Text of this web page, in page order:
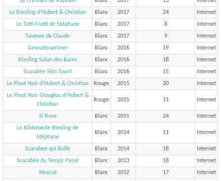
Le Riesling d’Hubert & Christian
Blanc 2017 24
Internet
Le Tutti Frutti de Stéphane
Blanc 2017 8
Internet
Saveurs de Claude
Blanc 2017 9
Internet
Gewurtzraminer
Blanc 2016 19
Internet
Riesling Salon des Bains
Blanc 2016 18
Internet
Scarabée Skin Touch
Blanc 2016 15
Internet
Le Pinot Noir d’Hubert & Christian
Rouge 2015 20
Internet
Le Pinot Noir Glouglou d’Hubert &
Christian
Rouge 2015 11 Internet
Si Rose Blanc 2015 24
Internet
Le Bildstoecle Riesling de
Stéphane
Blanc 2014 11 Internet
Scarabee qui Bulle Blanc 2014 18
Internet
Scarabée du Temps Passé
Blanc 2013 18
Internet
Muscat
Blanc 2012 17
Internet